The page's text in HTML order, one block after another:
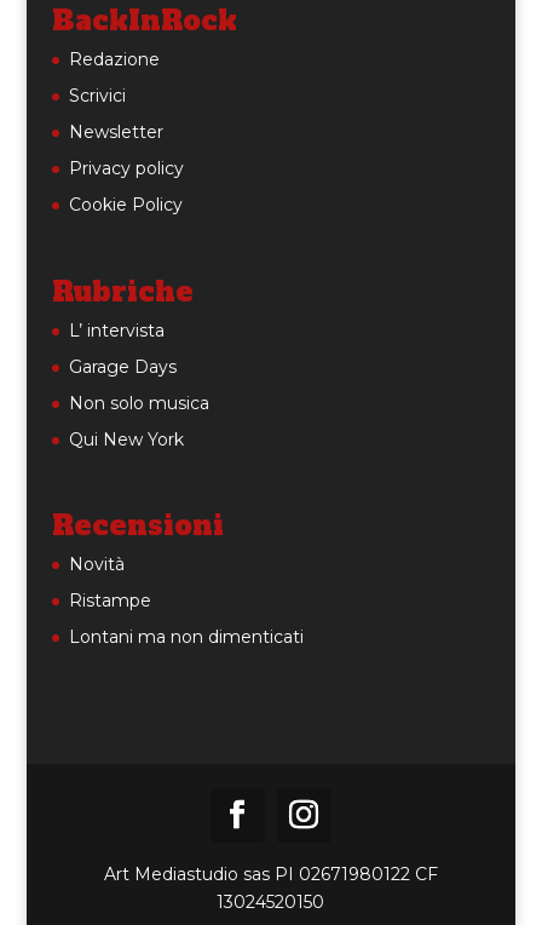
BackInRock
Redazione
Scrivici
Newsletter
Privacy policy
Cookie Policy
Rubriche
L’ intervista
Garage Days
Non solo musica
Qui New York
Recensioni
Novità
Ristampe
Lontani ma non dimenticati
Art Mediastudio sas PI 02671980122 CF
13024520150